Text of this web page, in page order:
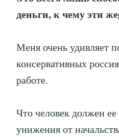
деньги, к чему эти
Меня очень удивляет
консервативных
работе.
Что человек должен ее
унижения от